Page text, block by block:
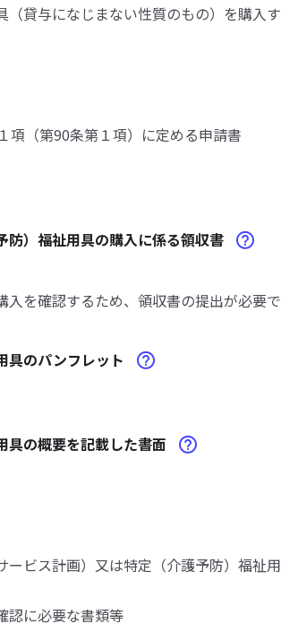
（貸与になじまない性質のもの）を購入
項（第90条第１項）に定める申請書
）福祉用具の購入に係る領収書
入を確認するため、領収書の提出が必要
のパンフレット
の概要を記載した書面
ービス計画）又は特定（介護予防）福祉
認に必要な書類等